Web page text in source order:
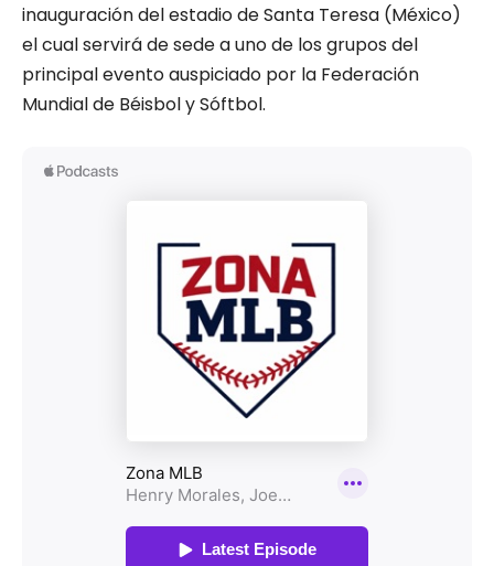
inauguración del estadio de Santa Teresa (México)
el cual servirá de sede a uno de los grupos del
principal evento auspiciado por la Federación
Mundial de Béisbol y Sóftbol.